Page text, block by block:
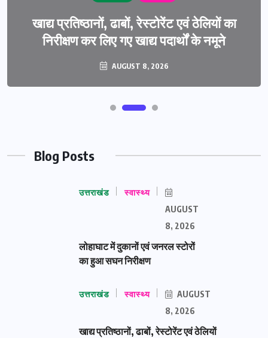
खाद्य प्रतिष्ठानों, ढाबों, रेस्टोरेंट एवं ठेलियों का
निरीक्षण कर लिए गए खाद्य पदार्थों के नमूने
AUGUST 8, 2026
Blog Posts
उत्तराखंड स्वास्थ्य
AUGUST
8, 2026
लोहाघाट में दुकानों एवं जनरल स्टोरों
का हुआ सघन निरीक्षण
उत्तराखंड स्वास्थ्य
AUGUST
8, 2026
खाद्य प्रतिष्ठानों, ढाबों, रेस्टोरेंट एवं ठेलियों